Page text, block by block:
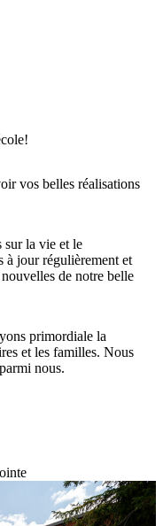
vos belles réalisations
sur la vie et le
à jour régulièrement et
de notre belle
primordiale la
et les familles. Nous
nous.